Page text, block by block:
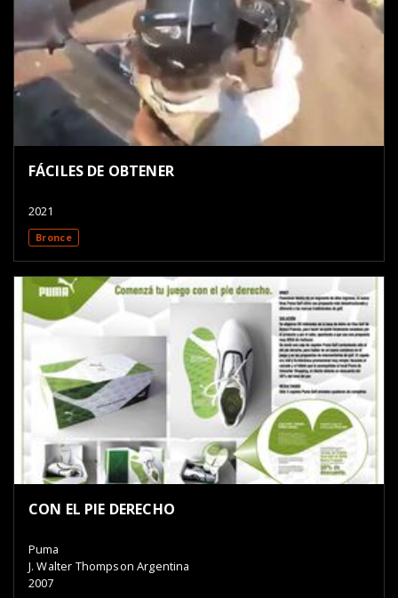
FÁCILES DE OBTENER
2021
Bronce
CON EL PIE DERECHO
Puma
J. Walter Thompson Argentina
2007